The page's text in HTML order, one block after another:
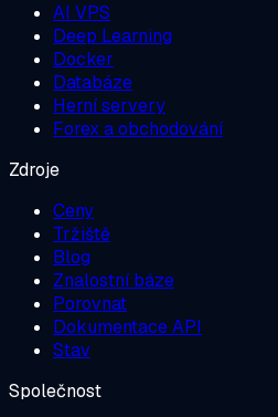
AI VPS
Deep Learning
Docker
Databáze
Herní servery
Forex a obchodování
Zdroje
Ceny
Tržiště
Blog
Znalostní báze
Porovnat
Dokumentace API
Stav
Společnost